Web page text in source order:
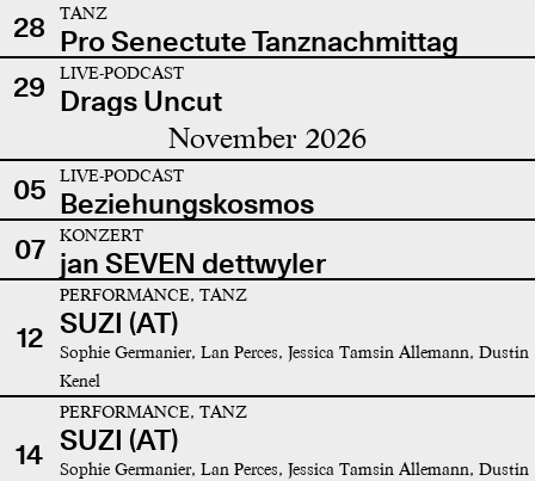
28
TANZ
Pro Senectute Tanznachmittag
29
LIVE-PODCAST
Drags Uncut
November 2026
05 LIVE-PODCAST
Beziehungskosmos
07
KONZERT
jan SEVEN dettwyler
12
PERFORMANCE, TANZ
SUZI (AT)
Sophie Germanier, Lan Perces, Jessica Tamsin Allemann, Dustin
Kenel
14
PERFORMANCE, TANZ
SUZI (AT)
Sophie Germanier, Lan Perces, Jessica Tamsin Allemann, Dustin